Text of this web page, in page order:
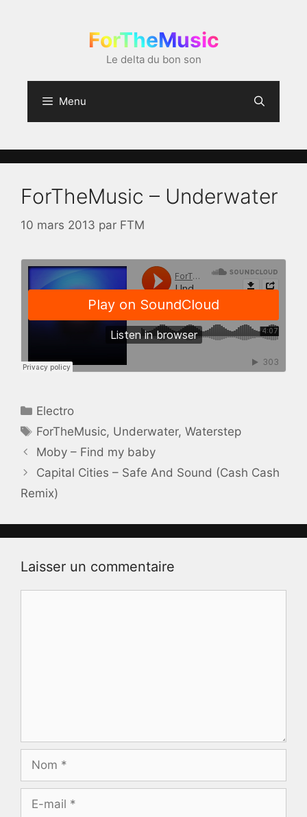
ForTheMusic
Le delta du bon son
Menu
ForTheMusic – Underwater
10 mars 2013 par FTM
Catégories
Electro
Étiquettes
ForTheMusic, Underwater,Waterstep
Moby – Find my baby
Capital Cities – Safe And Sound (Cash Cash
Remix)
Laisser un commentaire
mail